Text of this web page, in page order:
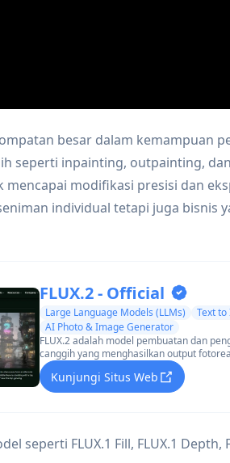
besar dalam kemampuan
seperti inpainting, outpainting,
modifikasi presisi dan
individual tetapi juga bisnis
FLUX.2 - Official
Large Language Models (LLMs)
Text
AI Photo & Image Generator
FLUX.2 adalah model pembuatan dan
canggih yang menghasilkan output
referensi, kepatuhan prompt yang luar
yang konsisten.
Kunjungi Situs Web
seperti FLUX.1 Fill, FLUX.1 Depth,